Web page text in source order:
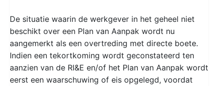
De situatie waarin de werkgever in het geheel niet
beschikt over een Plan van Aanpak wordt nu
aangemerkt als een overtreding met directe boete.
Indien een tekortkoming wordt geconstateerd ten
aanzien van de RI&E en/of het Plan van Aanpak wordt
eerst een waarschuwing of eis opgelegd, voordat